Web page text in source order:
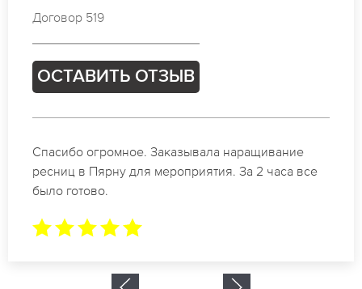
Договор 927
ОСТАВИТЬ ОТЗЫВ
Идеальные мастера своего дела по наращиванию
ресниц в Пярну. Великолепный результат. Буду
обращаться еще.